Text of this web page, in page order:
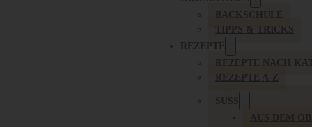
BACKSCHULE
TIPPS & TRICKS
REZEPTE
REZEPTE NACH
REZEPTE A-Z
SÜSS